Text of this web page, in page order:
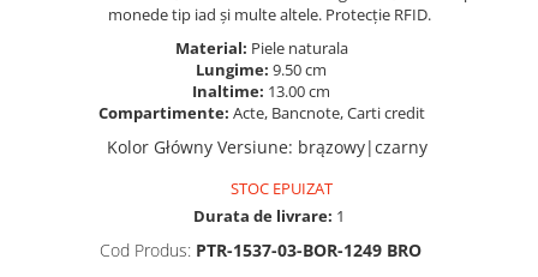
monede tip iad și multe altele. Protecție RFID.
Material: Piele naturala
Lungime: 9.50 cm
Inaltime: 13.00 cm
Compartimente: Acte, Bancnote, Carti credit
Kolor Główny Versiune: brązowy|czarny
STOC EPUIZAT
Durata de livrare: 1
Cod Produs: PTR-1537-03-BOR-1249 BRO